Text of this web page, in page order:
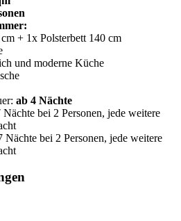
+ 1x Polsterbett 140 cm
und moderne Küche
ab 4 Nächte
Nächte bei 2 Personen, jede weitere
Nächte bei 2 Personen, jede weitere